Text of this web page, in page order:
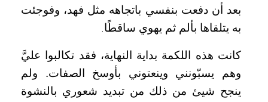
بعد أن دفعت بنفسي باتجاهه مثل فهد، وفوجئت
به يتلقاها بألم ثم يهوي ساقطًا.
كانت هذه اللكمة بداية النهاية، فقد تكالبوا عليَّ
وهم يسبّونني وينعتوني بأوسخ الصفات. ولم
ينجح شيئ من ذلك من تبديد شعوري بالنشوة